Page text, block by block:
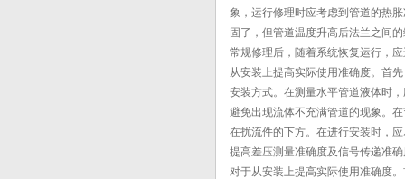
象，运行修理时应考虑到管道的热
固了，但管道温度升高后法兰之间
常规修理后，随着系统恢复运行，
从安装上提高实际使用准确度。首
安装方式。在测量水平管道液体时
避免出现流体不充满管道的现象。
在扰流件的下方。在进行安装时，
提高差压测量准确度及信号传递准
对于从安装上提高实际使用准确度